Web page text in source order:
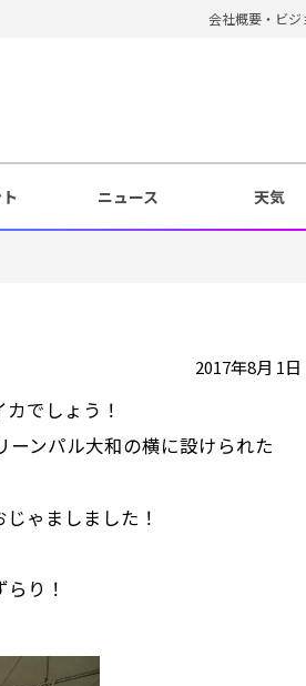
会社概要・ビジ
ニュース 天気
2017年8月 1日
でしょう！
ーンパル大和の横に設けられた
ゃましました！
り！